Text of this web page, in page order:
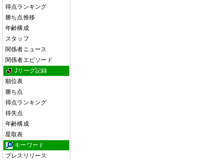
得点ランキング
勝ち点推移
年齢構成
スタッフ
関係者ニュース
関係者エピソード
Jリーグ記録
順位表
勝ち点
得点ランキング
得失点
年齢構成
星取表
キーワード
プレスリリース